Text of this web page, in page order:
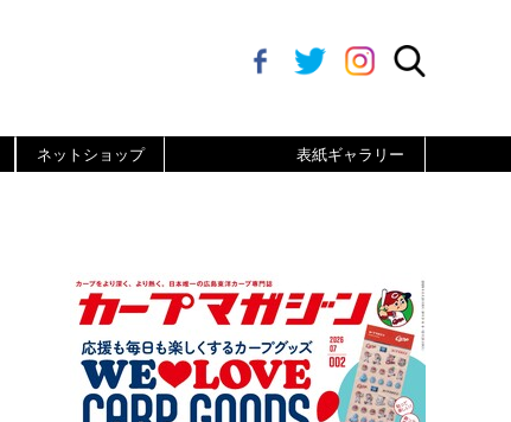
ネットショップ 表紙ギャラリー